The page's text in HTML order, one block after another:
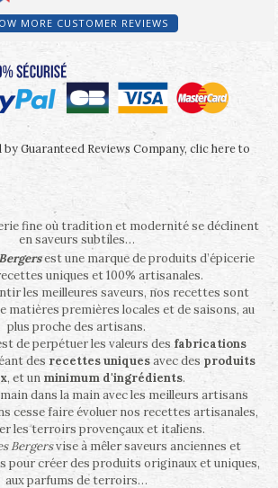
MORE CUSTOMER REVIEWS
Guaranteed Reviews Company, clic here to
fine où tradition et modernité se déclinent
en saveurs subtiles…
est une marque de produits d’épicerie
uniques et 100% artisanales.
les meilleures saveurs, nos recettes sont
matières premières locales et de saisons, au
plus proche des artisans.
de perpétuer les valeurs des fabrications
des recettes uniquesavec des produits
, et un minimum d'ingrédients.
dans la main avec les meilleurs artisans
cesse faire évoluer nos recettes artisanales,
les terroirs provençaux et italiens.
Bergersvise à mêler saveurs anciennes et
pour créer des produits originaux et uniques,
aux parfums de terroirs…